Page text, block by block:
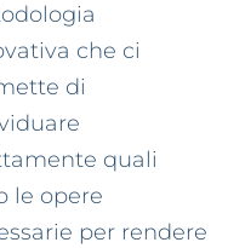
che ci
di
quali
le opere
per rendere